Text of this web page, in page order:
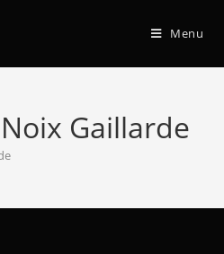
Menu
Gaillarde